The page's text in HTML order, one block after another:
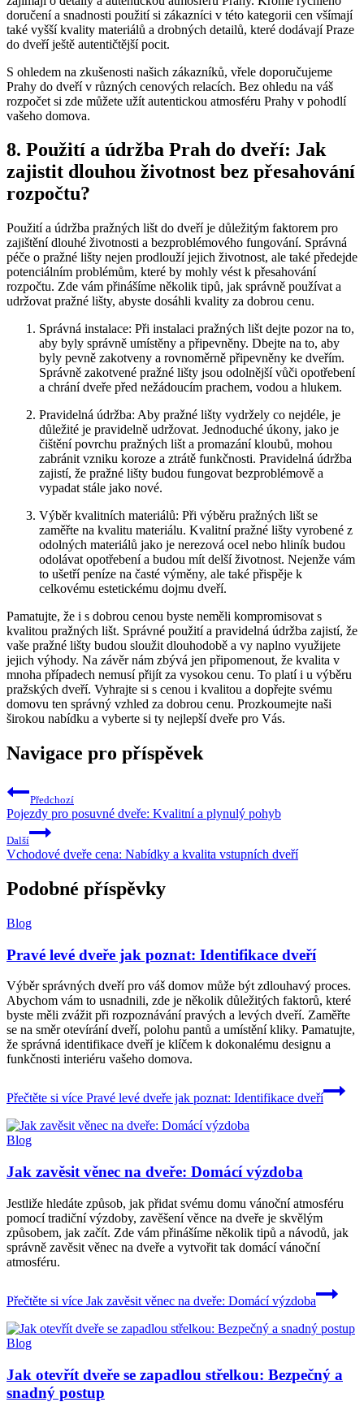
doručení a snadnosti použití si zákazníci v této kategorii cen všímají
také vyšší kvality materiálů a drobných detailů, které dodávají Praze
do dveří ještě autentičtější pocit.
S ohledem na zkušenosti našich zákazníků, vřele doporučujeme
Prahy do dveří v různých cenových relacích. Bez ohledu na váš
rozpočet si zde můžete užít autentickou atmosféru Prahy v pohodlí
vašeho domova.
8. Použití a údržba Prah do dveří: Jak
zajistit dlouhou životnost bez přesahování
rozpočtu?
Použití a údržba pražných lišt do dveří je důležitým faktorem pro
zajištění dlouhé životnosti a bezproblémového fungování. Správná
péče o pražné lišty nejen prodlouží jejich životnost, ale také předejde
potenciálním problémům, které by mohly vést k přesahování
rozpočtu. Zde vám přinášíme několik tipů, jak správně používat a
udržovat pražné lišty, abyste dosáhli kvality za dobrou cenu.
Správná instalace: Při instalaci pražných lišt dejte pozor na to,
aby byly správně umístěny a připevněny. Dbejte na to, aby
byly pevně zakotveny a rovnoměrně připevněny ke dveřím.
Správně zakotvené pražné lišty jsou odolnější vůči opotřebení
a chrání dveře před nežádoucím prachem, vodou a hlukem.
Pravidelná údržba: Aby pražné lišty vydržely co nejdéle, je
důležité je pravidelně udržovat. Jednoduché úkony, jako je
čištění povrchu pražných lišt a promazání kloubů, mohou
zabránit vzniku koroze a ztrátě funkčnosti. Pravidelná údržba
zajistí, že pražné lišty budou fungovat bezproblémově a
vypadat stále jako nové.
Výběr kvalitních materiálů: Při výběru pražných lišt se
zaměřte na kvalitu materiálu. Kvalitní pražné lišty vyrobené z
odolných materiálů jako je nerezová ocel nebo hliník budou
odolávat opotřebení a budou mít delší životnost. Nejenže vám
to ušetří peníze na časté výměny, ale také přispěje k
celkovému estetickému dojmu dveří.
Pamatujte, že i s dobrou cenou byste neměli kompromisovat s
kvalitou pražných lišt. Správné použití a pravidelná údržba zajistí, že
vaše pražné lišty budou sloužit dlouhodobě a vy naplno využijete
jejich výhody. Na závěr nám zbývá jen připomenout, že kvalita v
mnoha případech nemusí přijít za vysokou cenu. To platí i u výběru
pražských dveří. Vyhrajte si s cenou i kvalitou a dopřejte svému
domovu ten správný vzhled za dobrou cenu. Prozkoumejte naši
širokou nabídku a vyberte si ty nejlepší dveře pro Vás.
Navigace pro příspěvek
Předchozí
Pojezdy pro posuvné dveře: Kvalitní a plynulý pohyb
Další
Vchodové dveře cena: Nabídky a kvalita vstupních dveří
Podobné příspěvky
Blog
Pravé levé dveře jak poznat: Identifikace dveří
Výběr správných dveří pro váš domov může být zdlouhavý proces.
Abychom vám to usnadnili, zde je několik důležitých faktorů, které
byste měli zvážit při rozpoznávání pravých a levých dveří. Zaměřte
se na směr otevírání dveří, polohu pantů a umístění kliky. Pamatujte,
že správná identifikace dveří je klíčem k dokonalému designu a
funkčnosti interiéru vašeho domova.
Přečtěte si více Pravé levé dveře jak poznat: Identifikace dveří
Blog
Jak zavěsit věnec na dveře: Domácí výzdoba
Jestliže hledáte způsob, jak přidat svému domu vánoční atmosféru
pomocí tradiční výzdoby, zavěšení věnce na dveře je skvělým
způsobem, jak začít. Zde vám přinášíme několik tipů a návodů, jak
správně zavěsit věnec na dveře a vytvořit tak domácí vánoční
atmosféru.
Přečtěte si více Jak zavěsit věnec na dveře: Domácí výzdoba
Blog
Jak otevřít dveře se zapadlou střelkou: Bezpečný a
snadný postup